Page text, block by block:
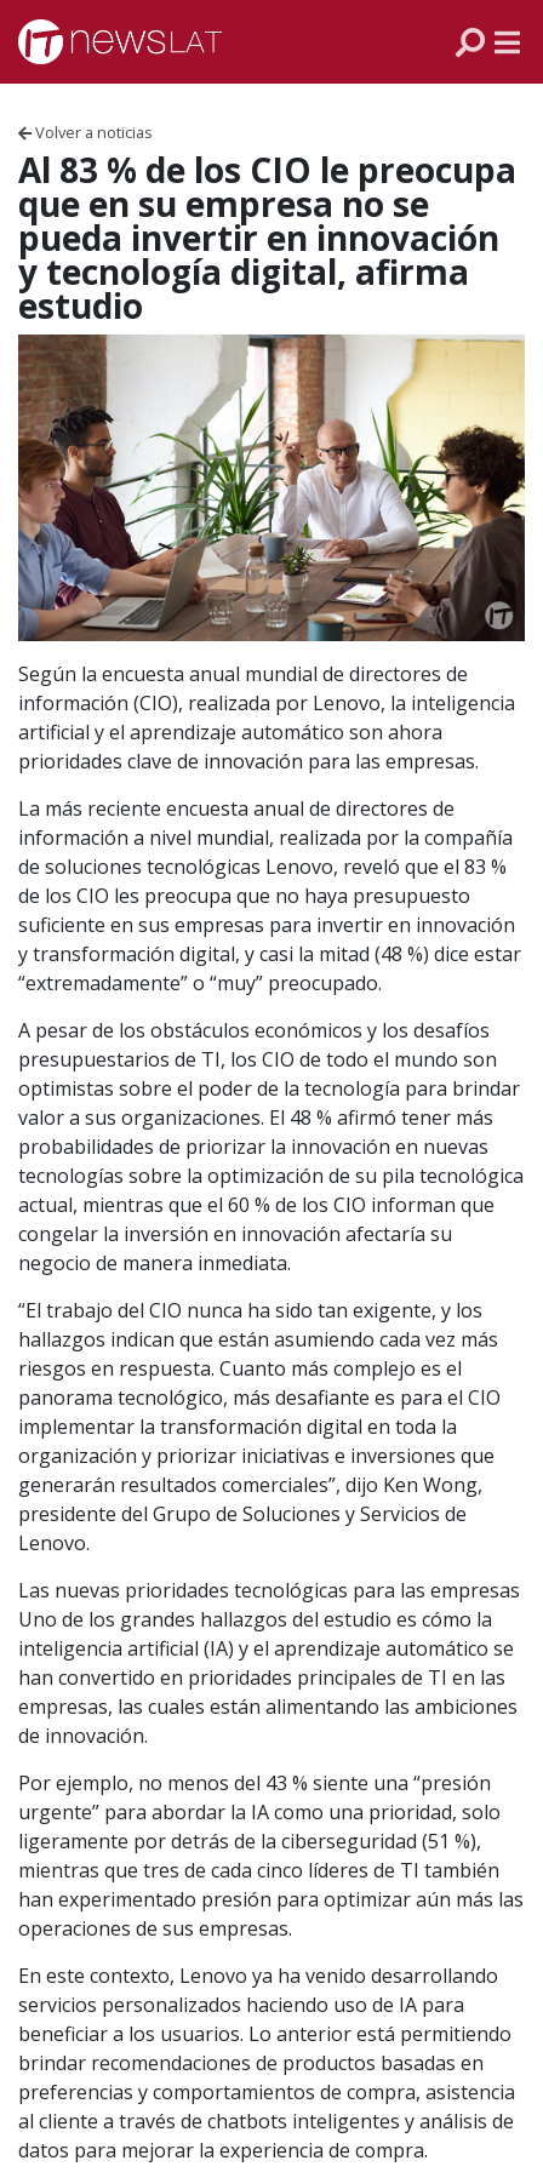
Skip to content
Volver a noticias
Al 83 % de los CIO le preocupa
que en su empresa no se
pueda invertir en innovación
y tecnología digital, afirma
estudio
Según la encuesta anual mundial de directores de
información (CIO), realizada por Lenovo, la inteligencia
artificial y el aprendizaje automático son ahora
prioridades clave de innovación para las empresas.
La más reciente encuesta anual de directores de
información a nivel mundial, realizada por la compañía
de soluciones tecnológicas Lenovo, reveló que el 83 %
de los CIO les preocupa que no haya presupuesto
suficiente en sus empresas para invertir en innovación
y transformación digital, y casi la mitad (48 %) dice estar
“extremadamente” o “muy” preocupado.
A pesar de los obstáculos económicos y los desafíos
presupuestarios de TI, los CIO de todo el mundo son
optimistas sobre el poder de la tecnología para brindar
valor a sus organizaciones. El 48 % afirmó tener más
probabilidades de priorizar la innovación en nuevas
tecnologías sobre la optimización de su pila tecnológica
actual, mientras que el 60 % de los CIO informan que
congelar la inversión en innovación afectaría su
negocio de manera inmediata.
“El trabajo del CIO nunca ha sido tan exigente, y los
hallazgos indican que están asumiendo cada vez más
riesgos en respuesta. Cuanto más complejo es el
panorama tecnológico, más desafiante es para el CIO
implementar la transformación digital en toda la
organización y priorizar iniciativas e inversiones que
generarán resultados comerciales”, dijo Ken Wong,
presidente del Grupo de Soluciones y Servicios de
Lenovo.
Las nuevas prioridades tecnológicas para las empresas
Uno de los grandes hallazgos del estudio es cómo la
inteligencia artificial (IA) y el aprendizaje automático se
han convertido en prioridades principales de TI en las
empresas, las cuales están alimentando las ambiciones
de innovación.
Por ejemplo, no menos del 43 % siente una “presión
urgente” para abordar la IA como una prioridad, solo
ligeramente por detrás de la ciberseguridad (51 %),
mientras que tres de cada cinco líderes de TI también
han experimentado presión para optimizar aún más las
operaciones de sus empresas.
En este contexto, Lenovo ya ha venido desarrollando
servicios personalizados haciendo uso de IA para
beneficiar a los usuarios. Lo anterior está permitiendo
brindar recomendaciones de productos basadas en
preferencias y comportamientos de compra, asistencia
al cliente a través de chatbots inteligentes y análisis de
datos para mejorar la experiencia de compra.
VENEZUELA
ECUADOR
PERÚ
CHILE
ARGENTINA
MÉXICO